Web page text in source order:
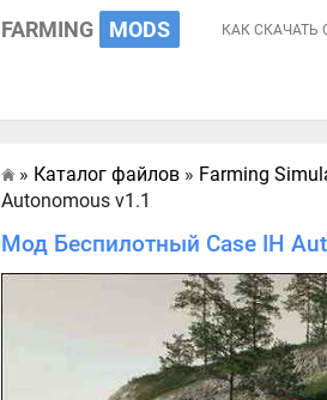
FARMING MODS КАК СКАЧАТЬ
Главная
» Каталог файлов » Farming
Autonomous v1.1
Мод Беспилотный Case IH